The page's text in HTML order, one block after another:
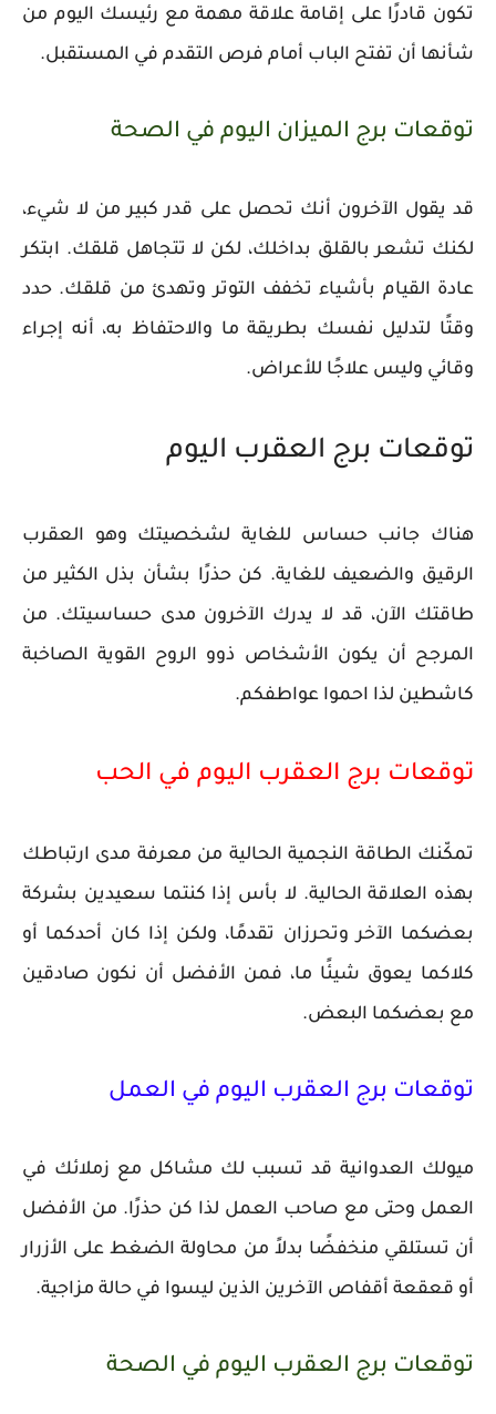
تكون قادرًا على إقامة علاقة مهمة مع رئيسك اليوم من
شأنها أن تفتح الباب أمام فرص التقدم في المستقبل.
توقعات برج الميزان اليوم في الصحة
قد يقول الآخرون أنك تحصل على قدر كبير من لا شيء،
لكنك تشعر بالقلق بداخلك، لكن لا تتجاهل قلقك. ابتكر
عادة القيام بأشياء تخفف التوتر وتهدئ من قلقك. حدد
وقتًا لتدليل نفسك بطريقة ما والاحتفاظ به، أنه إجراء
وقائي وليس علاجًا للأعراض.
توقعات برج العقرب اليوم
هناك جانب حساس للغاية لشخصيتك وهو العقرب
الرقيق والضعيف للغاية. كن حذرًا بشأن بذل الكثير من
طاقتك الآن، قد لا يدرك الآخرون مدى حساسيتك. من
المرجح أن يكون الأشخاص ذوو الروح القوية الصاخبة
كاشطين لذا احموا عواطفكم.
توقعات برج العقرب اليوم في الحب
تمكّنك الطاقة النجمية الحالية من معرفة مدى ارتباطك
بهذه العلاقة الحالية. لا بأس إذا كنتما سعيدين بشركة
بعضكما الآخر وتحرزان تقدمًا، ولكن إذا كان أحدكما أو
كلاكما يعوق شيئًا ما، فمن الأفضل أن نكون صادقين
مع بعضكما البعض.
توقعات برج العقرب اليوم في العمل
ميولك العدوانية قد تسبب لك مشاكل مع زملائك في
العمل وحتى مع صاحب العمل لذا كن حذرًا. من الأفضل
أن تستلقي منخفضًا بدلاً من محاولة الضغط على الأزرار
أو قعقعة أقفاص الآخرين الذين ليسوا في حالة مزاجية.
توقعات برج العقرب اليوم في الصحة